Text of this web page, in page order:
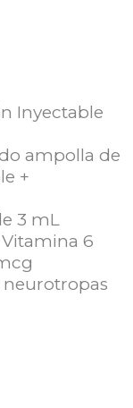
Inyectable
ampolla de
+
3 mL
6